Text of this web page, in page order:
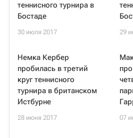
теннисного турнира в
Бостаде
30 июля 2017 29
Немка Кербер
пробилась в третий
круг теннисного
турнира в британском
Истбурне
28 июня 2017 07